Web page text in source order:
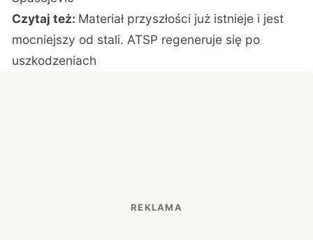
Czytaj też: Materiał przyszłości już istnieje i jest
mocniejszy od stali. ATSP regeneruje się po
uszkodzeniach